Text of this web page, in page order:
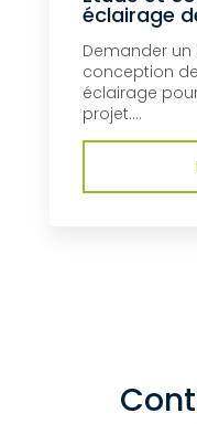
éclairage
Demander
conception
éclairage
projet....